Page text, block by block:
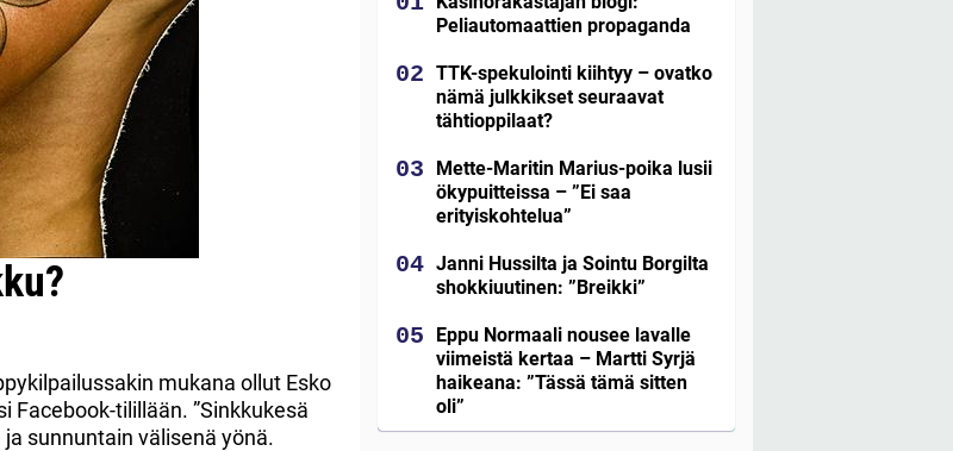
mukana ollut Esko
Facebook-tilillään. ”Sinkkukesä
sunnuntain välisenä yönä.
Peliautomaattien propaganda
TTK-spekulointi kiihtyy – ovatko
nämä julkkikset seuraavat
tähtioppilaat?
Mette-Maritin Marius-poika lusii
ökypuitteissa – ”Ei saa
erityiskohtelua”
Janni Hussilta ja Sointu Borgilta
shokkiuutinen: ”Breikki”
Eppu Normaali nousee lavalle
viimeistä kertaa – Martti Syrjä
haikeana: ”Tässä tämä sitten
oli”